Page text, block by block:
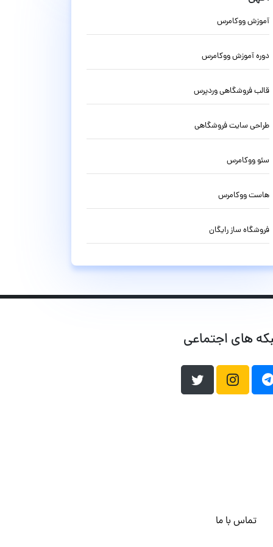
آموزش ووکامرس
دوره آموزش ووکامرس
قالب فروشگاهی وردپرس
طراحی سایت فروشگاهی
سئو ووکامرس
هاست ووکامرس
فروشگاه ساز رایگان
های اجتماعی
تماس با ما